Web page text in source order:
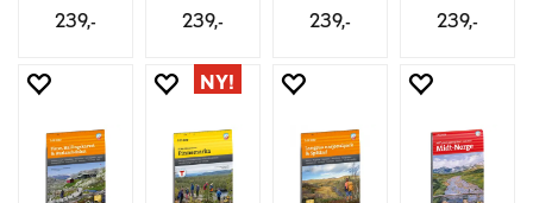
239,- 239,- 239,- 239,-